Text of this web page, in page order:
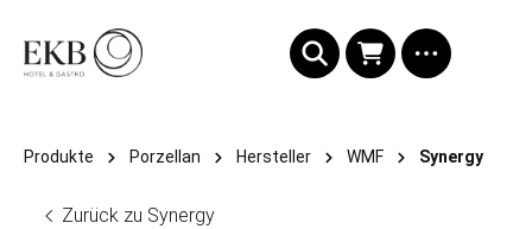
Produkte Porzellan Hersteller WMF Synergy
Zurück zu Synergy